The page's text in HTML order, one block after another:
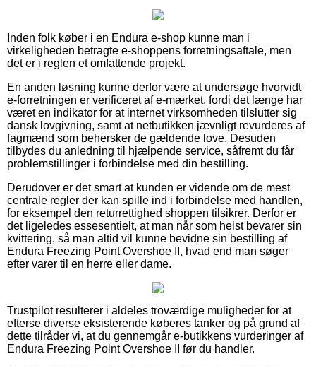
Inden folk køber i en Endura e-shop kunne man i
virkeligheden betragte e-shoppens forretningsaftale, men
det er i reglen et omfattende projekt.
En anden løsning kunne derfor være at undersøge hvorvidt
e-forretningen er verificeret af e-mærket, fordi det længe har
været en indikator for at internet virksomheden tilslutter sig
dansk lovgivning, samt at netbutikken jævnligt revurderes af
fagmænd som behersker de gældende love. Desuden
tilbydes du anledning til hjælpende service, såfremt du får
problemstillinger i forbindelse med din bestilling.
Derudover er det smart at kunden er vidende om de mest
centrale regler der kan spille ind i forbindelse med handlen,
for eksempel den returrettighed shoppen tilsikrer. Derfor er
det ligeledes essesentielt, at man når som helst bevarer sin
kvittering, så man altid vil kunne bevidne sin bestilling af
Endura Freezing Point Overshoe II, hvad end man søger
efter varer til en herre eller dame.
Trustpilot resulterer i aldeles troværdige muligheder for at
efterse diverse eksisterende køberes tanker og på grund af
dette tilråder vi, at du gennemgår e-butikkens vurderinger af
Endura Freezing Point Overshoe II før du handler.